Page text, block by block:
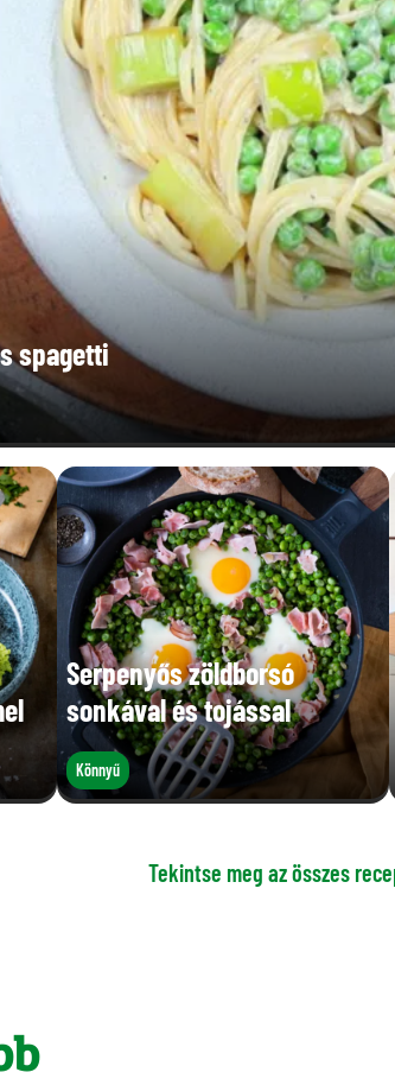
spagetti
Serpenyős zöldborsó
sonkával és tojással
Könnyű
Tekintse meg az összes